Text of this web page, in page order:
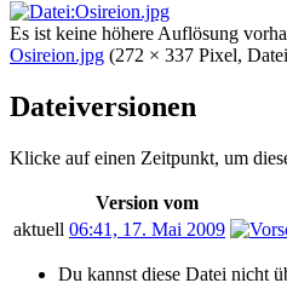
Es ist keine höhere Auflösung
Osireion.jpg (272 × 337 Pixel,
Dateiversionen
Klicke auf einen Zeitpunkt, um
Version vom
aktuell 06:41, 17. Mai 2009
Du kannst diese Datei nicht